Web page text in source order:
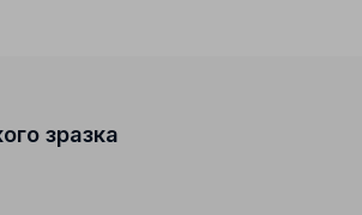
зразка